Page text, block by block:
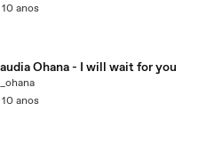
10 anos
Ohana - I will wait for you
10 anos